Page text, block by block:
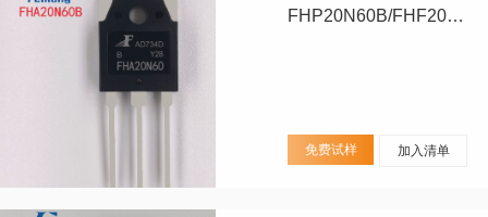
FHP20N60B/FHF20N60B/FHA20N60B
免费试样 加入清单